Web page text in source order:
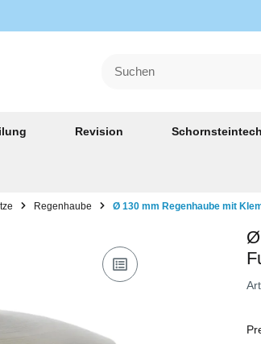
Revision
Regenhaube Ø 130 mm Regenhaube mit
Ø